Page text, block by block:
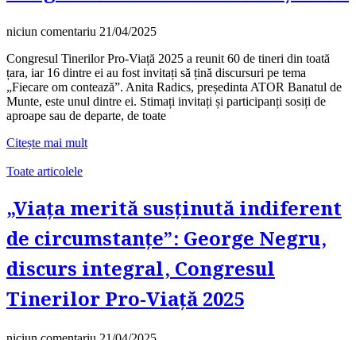
niciun comentariu 21/04/2025
Congresul Tinerilor Pro-Viață 2025 a reunit 60 de tineri din toată
țara, iar 16 dintre ei au fost invitați să țină discursuri pe tema
„Fiecare om contează”. Anita Radics, președinta ATOR Banatul de
Munte, este unul dintre ei. Stimați invitați și participanți sosiți de
aproape sau de departe, de toate
Citește mai mult
Toate articolele
„Viața merită susținută indiferent
de circumstanțe”: George Negru,
discurs integral, Congresul
Tinerilor Pro-Viață 2025